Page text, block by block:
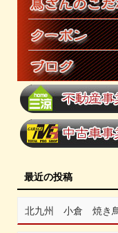
最近の投稿
北九州 小倉 焼き